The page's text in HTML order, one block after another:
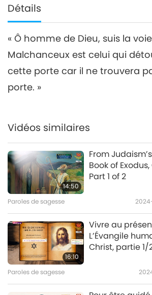
Détails
« Ô homme de Dieu, suis la
Malchanceux est celui qui
cette porte car il ne trouvera
porte. »
Vidéos similaires
14:50
From
Book of
Part 1 of 2
Paroles de sagesse
16:10
Vivre au
L’Évangile
Christ, partie 1/
Paroles de sagesse